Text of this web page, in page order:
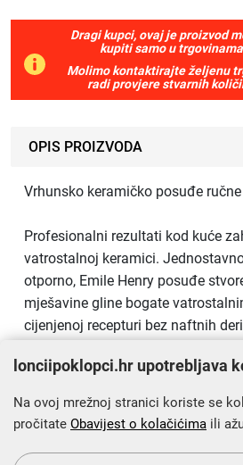
Dragi kupci, ovaj je proizvod
kupiti samo u
Molimo kontaktirajte željenu
radi provjere stvarnih
OPIS PROIZVODA
Vrhunsko keramičko posuđe
Profesionalni rezultati kod kuće
vatrostalnoj keramici.
otporno, Emile Henry posuđe
mješavine gline bogate
cijenjenoj recepturi bez naftnih
Proizvedeno u Francuskoj
Keramičko posuđe koje vam
najukusnijih jela s lakoćom. Emile
predan francuskom umijeću,
lonciipoklopci.hr upotrebljava
Na ovoj mrežnoj stranici koriste se
pročitate Obavijest o kolačićima ili